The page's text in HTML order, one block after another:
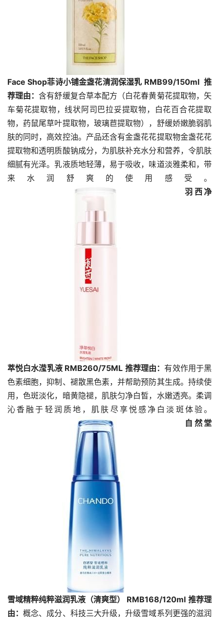
Face Shop菲诗小铺金盏花清润保湿乳 RMB99/150ml 推
荐理由：含有舒缓复合草本配方（白花春黄菊花提取物，矢
车菊花提取物，线状阿司巴拉妥提取物，白花百合花提取
物，药鼠尾草叶提取物，玻璃苣提取物），舒缓娇嫩脆弱肌
肤的同时，高效控油。产品还含有金盏花花提取物金盏花花
提取物和透明质酸钠成分，为肌肤补充水分和营养，令肌肤
细腻有光泽。乳液质地轻薄，易于吸收，味道淡雅柔和，带
来水润舒爽的使用感受。
羽西净
萃悦白水滢乳液 RMB260/75ML 推荐理由：有效作用于黑
色素细胞，抑制、褪散黑色素，并帮助预防其生成。持续使
用，色斑淡化，暗黄隐褪，肌肤匀净白皙，水嫩透亮。柔调
沁香融于轻润质地，肌肤尽享悦感净白淡斑体验。
自然堂
雪域精粹纯粹滋润乳液（清爽型） RMB168/120ml 推荐理
由：概念、成分、科技三大升级，升级雪域系列更强的滋润